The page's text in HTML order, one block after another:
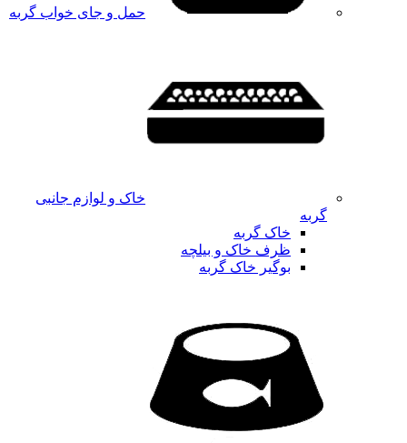
حمل و جای خواب گربه
خاک و لوازم جانبی
گربه
خاک گربه
ظرف خاک و بیلچه
بوگیر خاک گربه